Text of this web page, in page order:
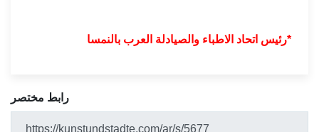
*رئيس اتحاد الاطباء والصيادلة العرب بالنمسا
رابط مختصر